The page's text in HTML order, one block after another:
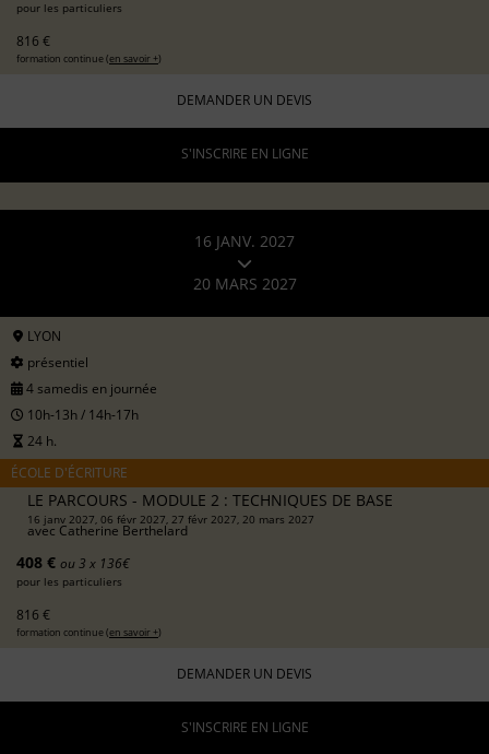
pour les particuliers
816 €
formation continue (en savoir +)
DEMANDER UN DEVIS
S'INSCRIRE EN LIGNE
16 JANV. 2027
20 MARS 2027
LYON
présentiel
4 samedis en journée
10h-13h / 14h-17h
24 h.
ÉCOLE D'ÉCRITURE
LE PARCOURS - MODULE 2 : TECHNIQUES DE BASE
16 janv 2027, 06 févr 2027, 27 févr 2027, 20 mars 2027
avec Catherine Berthelard
408 € ou 3 x 136€
pour les particuliers
816 €
formation continue (en savoir +)
DEMANDER UN DEVIS
S'INSCRIRE EN LIGNE